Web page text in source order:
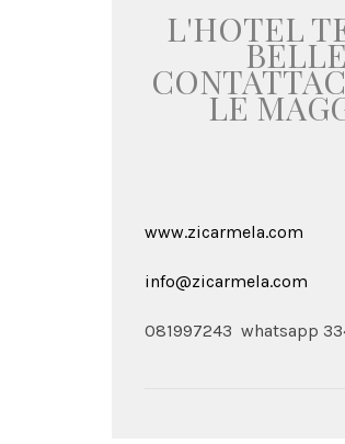
L'HOTEL
LE
www.zicarmela.com
info@zicarmela.com
081997243 whatsapp